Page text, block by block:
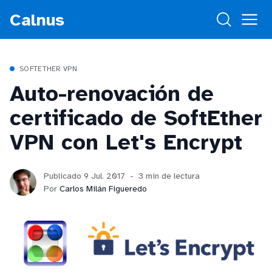
Calnus
SOFTETHER VPN
Auto-renovación de
certificado de SoftEther
VPN con Let's Encrypt
Publicado 9 Jul. 2017
3 min de lectura
Por Carlos Milán Figueredo